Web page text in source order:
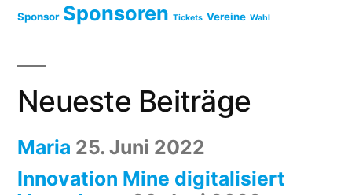
Sponsor Sponsoren Tickets Vereine Wahl
Neueste Beiträge
Maria 25. Juni 2022
Innovation Mine digitalisiert